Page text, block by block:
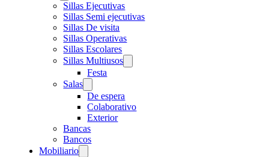
Sillas Ejecutivas
Sillas Semi ejecutivas
Sillas De visita
Sillas Operativas
Sillas Escolares
Sillas Multiusos
Festa
Salas
De espera
Colaborativo
Exterior
Bancas
Bancos
Mobiliario